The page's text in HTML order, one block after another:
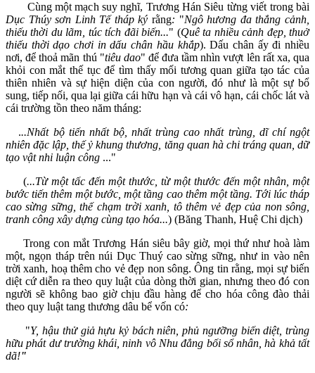
Cùng một mạch suy nghĩ, Trương Hán Siêu từng viết trong bài
Dục Thúy sơn Linh Tế tháp ký rằng: "Ngô hương đa thắng cảnh,
thiếu thời du lãm, túc tích đãi biến..." (Quê ta nhiều cảnh đẹp, thuở
thiếu thời dạo chơi in dấu chân hầu khắp). Dấu chân ấy đi nhiều
nơi, để thoả mãn thú "tiêu dao" để đưa tầm nhìn vượt lên rất xa, qua
khỏi con mắt thế tục để tìm thấy mối tương quan giữa tạo tác của
thiên nhiên và sự hiện diện của con người, đó như là một sự bổ
sung, tiếp nối, qua lại giữa cái hữu hạn và cái vô hạn, cái chốc lát và
cái trường tồn theo năm tháng:
...Nhất bộ tiến nhất bộ, nhất trùng cao nhất trùng, dĩ chí ngột
nhiên đặc lập, thế ỷ khung thương, tăng quan hà chi tráng quan, dữ
tạo vật nhi luận công ..."
(...Từ một tấc đến một thước, từ một thước đến một nhân, một
bước tiến thêm một bước, một tầng cao thêm một tầng. Tới lúc tháp
cao sừng sững, thế chạm trời xanh, tô thêm vẻ đẹp của non sông,
tranh công xây dựng cùng tạo hóa...) (Băng Thanh, Huệ Chi dịch)
Trong con mắt Trương Hán siêu bây giờ, mọi thứ như hoà làm
một, ngọn tháp trên núi Dục Thuý cao sừng sững, như in vào nên
trời xanh, hoạ thêm cho vẻ đẹp non sông. Ông tin rằng, mọi sự biến
diệt cứ diễn ra theo quy luật của dòng thời gian, nhưng theo đó con
người sẽ không bao giờ chịu đầu hàng để cho hóa công đào thải
theo quy luật tang thương dâu bể vốn có:
"Y, hậu thử giả hựu kỷ bách niên, phủ ngưỡng biến diệt, trùng
hữu phát dư trường khái, ninh vô Nhu đẳng bối sổ nhân, hà khả tất
dã!"